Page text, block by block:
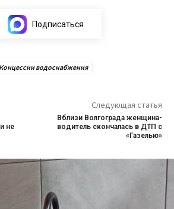
Подписаться
Концессии водоснабжения
не
Следующая статья
Вблизи Волгограда женщина-
водитель скончалась в ДТП с
«Газелью»